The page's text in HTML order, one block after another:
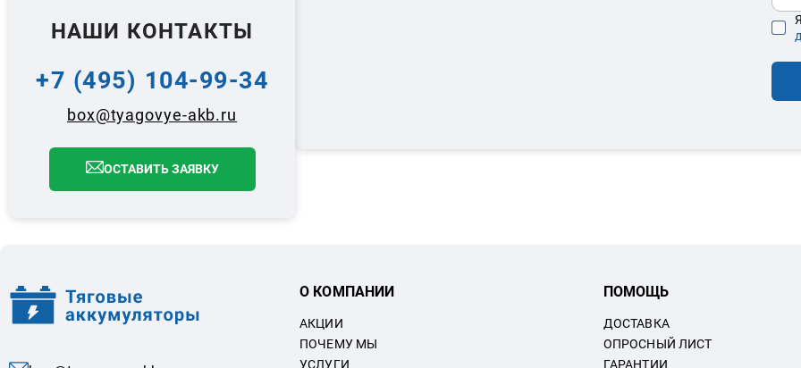
НАШИ КОНТАКТЫ
+7 (495) 104-99-34
box@tyagovye-akb.ru
ОСТАВИТЬ ЗАЯВКУ
О КОМПАНИИ
АКЦИИ
ПОЧЕМУ МЫ
УСЛУГИ
ПОМОЩЬ
ДОСТАВКА
ОПРОСНЫЙ ЛИСТ
ГАРАНТИИ